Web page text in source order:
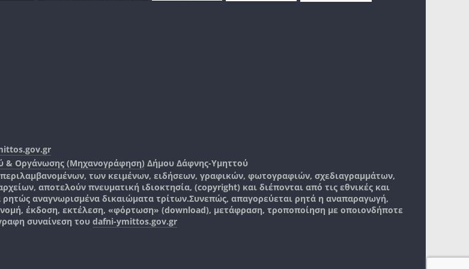
& Οργάνωσης (Μηχανογράφηση) Δήμου Δάφνης-Υμηττού
των κειμένων, ειδήσεων, γραφικών, φωτογραφιών, σχεδιαγραμμάτων,
αποτελούν πνευματική ιδιοκτησία, (copyright) και διέπονται από τις εθνικές και
ρητώς αναγνωρισμένα δικαιώματα τρίτων.Συνεπώς, απαγορεύεται ρητά η αναπαραγωγή,
έκδοση, εκτέλεση, «φόρτωση» (download), μετάφραση, τροποποίηση με οποιονδήποτε
συναίνεση του dafni-ymittos.gov.gr